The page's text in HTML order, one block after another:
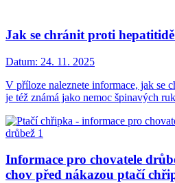
Jak se chránit proti
Datum: 24. 11. 2025
V příloze naleznete informace, jak se
je též známá jako nemoc špinavých
Informace pro chovatele
chov před nákazou ptačí